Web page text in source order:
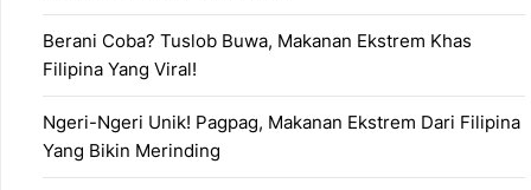
Berani Coba? Tuslob Buwa, Makanan Ekstrem Khas
Filipina Yang Viral!
Ngeri-Ngeri Unik! Pagpag, Makanan Ekstrem Dari Filipina
Yang Bikin Merinding